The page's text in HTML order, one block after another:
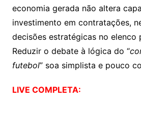
economia gerada não altera
investimento em contratações,
decisões estratégicas no elenco
Reduzir o debate à lógica do “
futebol” soa simplista e pouco
LIVE COMPLETA: